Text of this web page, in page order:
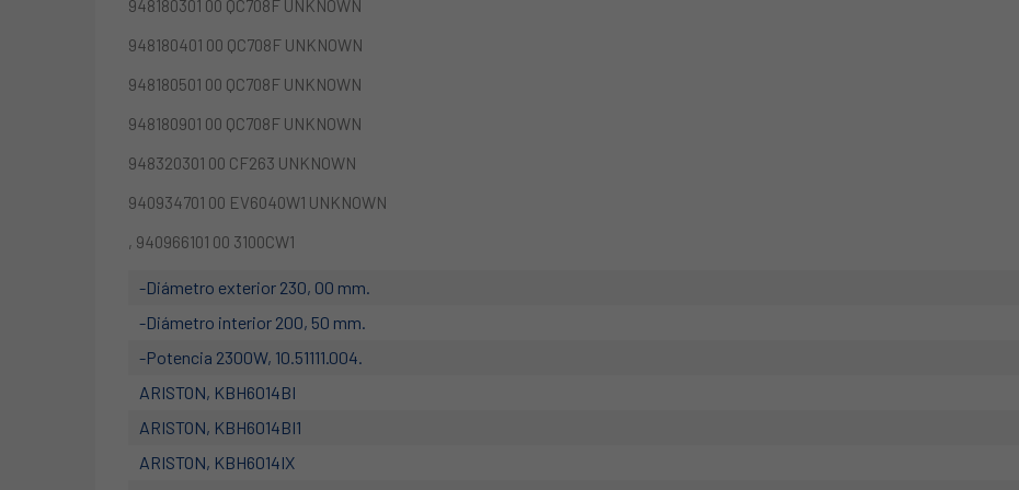
948180301 00 QC708F UNKNOWN
948180401 00 QC708F UNKNOWN
948180501 00 QC708F UNKNOWN
948180901 00 QC708F UNKNOWN
948320301 00 CF263 UNKNOWN
940934701 00 EV6040W1 UNKNOWN
, 940966101 00 3100CW1
-Diámetro exterior 230, 00 mm.
-Diámetro interior 200, 50 mm.
-Potencia 2300W, 10.51111.004.
ARISTON, KBH6014BI
ARISTON, KBH6014BI1
ARISTON, KBH6014IX